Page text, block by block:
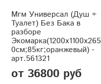
Мгм Универсал (Душ +
Туалет) Без Бака в
разборе
Экомарка(1200x1100x265
0см;85кг;оранжевый) -
арт.561321
от 36800 руб